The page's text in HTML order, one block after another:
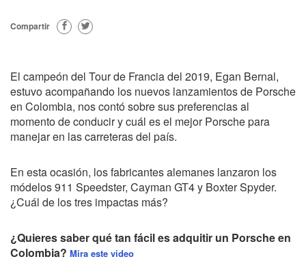
Compartir
El campeón del Tour de Francia del 2019, Egan Bernal,
estuvo acompañando los nuevos lanzamientos de Porsche
en Colombia, nos contó sobre sus preferencias al
momento de conducir y cuál es el mejor Porsche para
manejar en las carreteras del país.
En esta ocasión, los fabricantes alemanes lanzaron los
módelos 911 Speedster, Cayman GT4 y Boxter Spyder.
¿Cuál de los tres impactas más?
¿Quieres saber qué tan fácil es adquitir un Porsche en
Colombia? Mira este video